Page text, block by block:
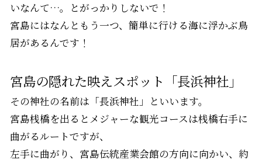
いなんて…。とがっかりしないで！
宮島にはなんともう一つ、簡単に行ける海に浮かぶ鳥
居があるんです！
宮島の隠れた映えスポット「長浜神社」
その神社の名前は「長浜神社」といいます。
宮島桟橋を出るとメジャーな観光コースは桟橋右手に
曲がるルートですが、
左手に曲がり、宮島伝統産業会館の方向に向かい、約